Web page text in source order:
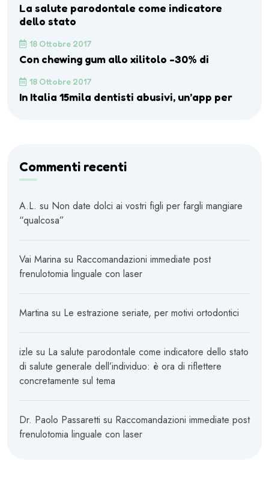
La salute parodontale come indicatore
dello stato
18 Ottobre 2017
Con chewing gum allo xilitolo -30% di
18 Ottobre 2017
In Italia 15mila dentisti abusivi, un’app per
Commenti recenti
A.L. su Non date dolci ai vostri figli per fargli mangiare
“qualcosa”
Vai Marina su Raccomandazioni immediate post
frenulotomia linguale con laser
Martina su Le estrazione seriate, per motivi ortodontici
izle su La salute parodontale come indicatore dello stato
di salute generale dell’individuo: è ora di riflettere
concretamente sul tema
Dr. Paolo Passaretti su Raccomandazioni immediate post
frenulotomia linguale con laser